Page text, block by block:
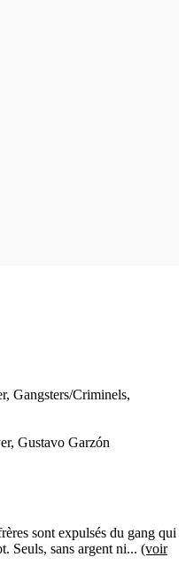
Gangsters/Criminels,
Gustavo Garzón
sont expulsés du gang qui
Seuls, sans argent ni... (voir